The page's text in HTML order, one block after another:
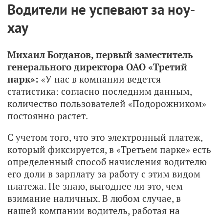
Водители не успевают за ноу-
хау
Михаил Богданов, первый заместитель
генерального директора ОАО «Третий
парк»: «У нас в компании ведется
статистика: согласно последним данным,
количество пользователей «Подорожником»
постоянно растет.
С учетом того, что это электронный платеж,
который фиксируется, в «Третьем парке» есть
определенный способ начисления водителю
его доли в зарплату за работу с этим видом
платежа. Не знаю, выгоднее ли это, чем
взимание наличных. В любом случае, в
нашей компании водитель, работая на